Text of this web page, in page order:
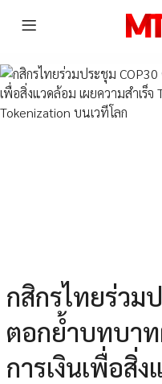
กสิกรไทยร่วม
ตอกย้ำบทบา
การเงินเพื่อสิ่